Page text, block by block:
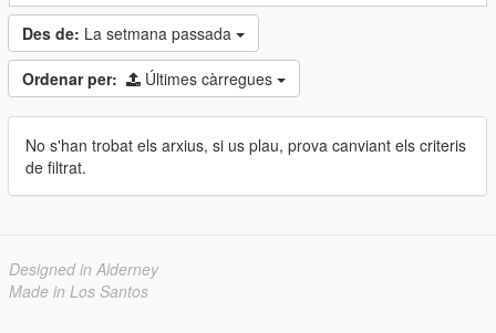
Des de: La setmana passada
Ordenar per: Últimes càrregues
No s'han trobat els arxius, si us plau, prova canviant els criteris
de filtrat.
Designed in Alderney
Made in Los Santos